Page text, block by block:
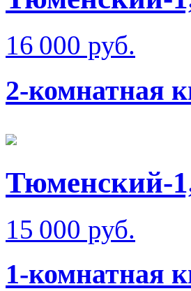
16 000 руб.
2-комнатная
Тюменский-
15 000 руб.
1-комнатная